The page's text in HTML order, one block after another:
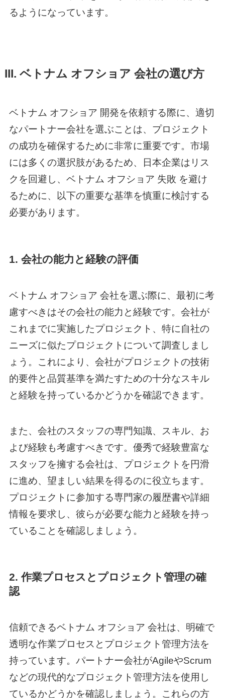
るようになっています。
III. ベトナム オフショア 会社の選び方
ベトナム オフショア 開発を依頼する際に、適切
なパートナー会社を選ぶことは、プロジェクト
の成功を確保するために非常に重要です。市場
には多くの選択肢があるため、日本企業はリス
クを回避し、 ベトナム オフショア 失敗 を避け
るために、以下の重要な基準を慎重に検討する
必要があります。
1. 会社の能力と経験の評価
ベトナム オフショア 会社を選ぶ際に、最初に考
慮すべきはその会社の能力と経験です。会社が
これまでに実施したプロジェクト、特に自社の
ニーズに似たプロジェクトについて調査しまし
ょう。これにより、会社がプロジェクトの技術
的要件と品質基準を満たすための十分なスキル
と経験を持っているかどうかを確認できます。
また、会社のスタッフの専門知識、スキル、お
よび経験も考慮すべきです。優秀で経験豊富な
スタッフを擁する会社は、プロジェクトを円滑
に進め、望ましい結果を得るのに役立ちます。
プロジェクトに参加する専門家の履歴書や詳細
情報を要求し、彼らが必要な能力と経験を持っ
ていることを確認しましょう。
2. 作業プロセスとプロジェクト管理の確
認
信頼できるベトナム オフショア 会社は、明確で
透明な作業プロセスとプロジェクト管理方法を
持っています。パートナー会社がAgileやScrum
などの現代的なプロジェクト管理方法を使用し
ているかどうかを確認しましょう。これらの方